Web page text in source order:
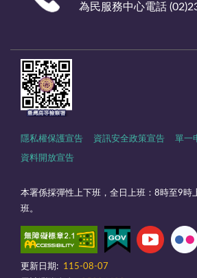
為民服務中心電話
隱私權保護宣告 資訊安全政策宣告 單一
資料開放宣告
本署係採彈性上下班，全日上班：8時至9時
班。
更新日期:
115-08-07